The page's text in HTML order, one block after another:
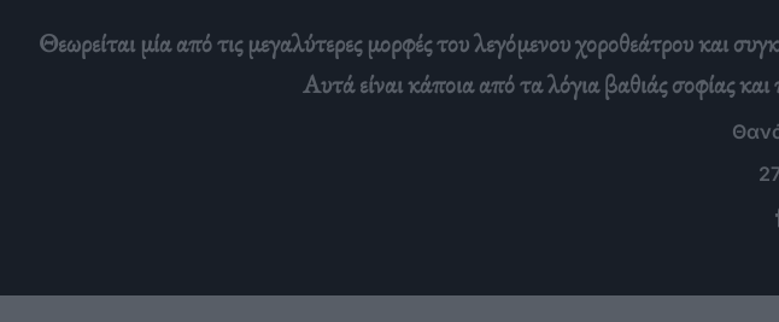
Θεωρείται μία από τις μεγαλύτερες μορφές του λεγόμενου χοροθεάτρου και
Αυτά είναι κάποια από τα λόγια βαθιάς σοφίας